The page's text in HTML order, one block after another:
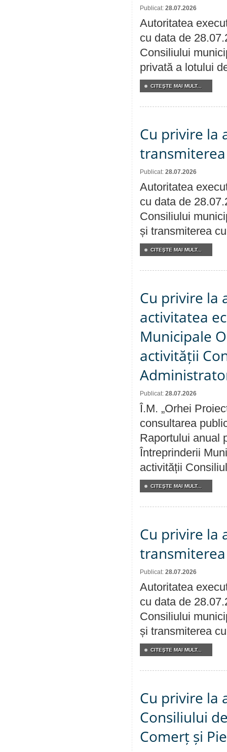
Publicat: 28.07.2026
Autoritatea
cu data de
Consiliului
privată a lotului
CITEŞTE MAI MULT...
Cu privire la
Publicat: 28.07.2026
Autoritatea
cu data de
Consiliului
și transmiterea
CITEŞTE MAI MULT...
Cu privire la
activitatea
Municipale
activității
Publicat: 28.07.2026
Î.M. „Orhei
consultarea
Raportului anual
Întreprinderii
activității
CITEŞTE MAI MULT...
Cu privire la
Publicat: 28.07.2026
Autoritatea
cu data de
Consiliului
și transmiterea
CITEŞTE MAI MULT...
Cu privire la
Consiliului
Comerț și